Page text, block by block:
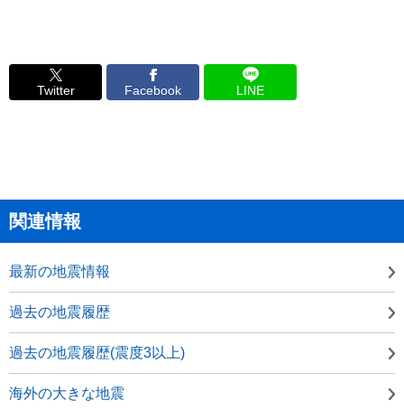
Twitter Facebook LINE
関連情報
最新の地震情報
過去の地震履歴
過去の地震履歴(震度3以上)
海外の大きな地震